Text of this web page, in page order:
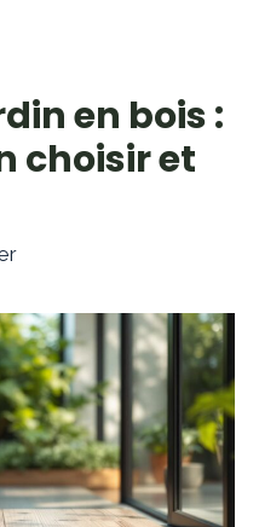
en bois :
choisir et